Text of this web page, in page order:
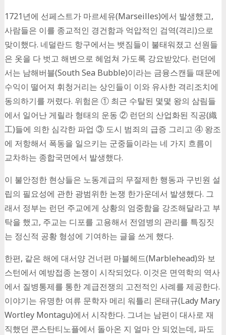
1721년에 선페스트가 마르세유(Marseilles)에서 발생했고,
사람들은 이를 종교적인 경건함과 억압적인 검역(격리)으로
맞이했다. 네덜란드 항구에서는 뱃짐들이 불태워졌고 선원들
은 옷을 다 벗고 해변으로 헤엄쳐 가도록 강요받았다. 런던에
서는 남해버블(South Sea Bubble)이라는 금융스캔들 때문에
수익이 떨어져 휘청거리는 상인들이 이와 유사한 격리조치에
동의하기를 꺼렸다. 위험은 ① 최근 수탈된 몇몇 왕의 삼림들
에서 일어난 게릴라 형태의 운동 ② 런던의 산업화된 직공(織
工)들에 의한 심각한 파업 ③ 도시 범죄의 급증 그리고 ④ 왕조
에 저항해서 폭동을 일으키는 군중들이라는 네 가지 흐름이
교차하는 종합국면에서 발생했다.
이 불안정한 현상들은 노동계급의 무절제한 행동과 구빈원 설
립의 필요성에 관한 광범위한 논쟁 한가운데서 발생했다. 그
래서 정부는 런던 주교에게 상황의 엄중함을 강조해달라고 부
탁을 했고, 주교는 디포를 고용해서 전염병의 관리를 특징짓
는 정신적 공황 형성에 기여하는 글을 쓰게 했다.
한편, 같은 해에 대서양 건너편 마블헤드(Marblehead)와 보
스턴에서 예방접종 논쟁이 시작되었다. 이것은 면역학의 역사
에서 질병통제를 통한 계급전쟁의 고전적인 사례를 제공한다.
이야기는 유명한 여류 문학자 메리 워틀리 몬태규(Lady Mary
Wortley Montagu)에서 시작한다. 그녀는 남편이 대사로 재
직했던 콘스탄티노플에서 돌아온 지 얼마 안 되었는데, 파도